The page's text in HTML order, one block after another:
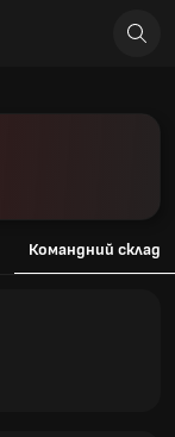
Командний склад